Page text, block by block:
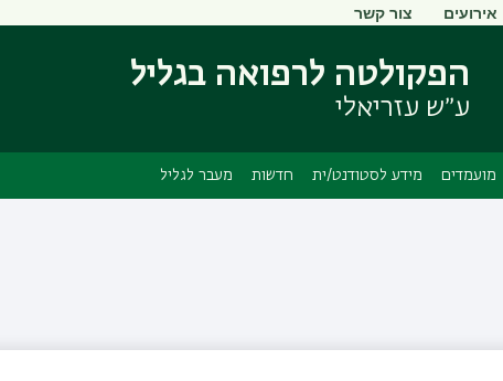
העיקרי
ניווט
אירועים צור קשר
הפקולטה לרפואה בגליל
ע״ש עזריאלי
מועמדים מידע לסטודנט/ית חדשות מעבר לגליל